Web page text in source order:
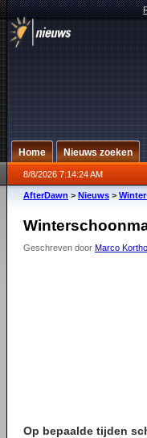
Home Nieuws zoeken
8/8/2026 7:14:24 AM
AfterDawn > Nieuws >
Geschreven door Marco
Op bepaalde tijden